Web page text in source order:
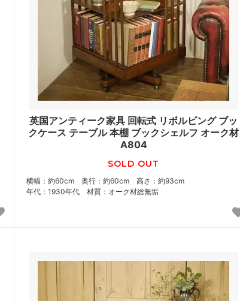
英国アンティーク家具 回転式 リボルビング ブッ
クケース テーブル 本棚 ブックシェルフ オーク材
A804
SOLD OUT
横幅：約60cm 奥行：約60cm 高さ：約93cm
年代：1930年代 材質：オーク材総無垢